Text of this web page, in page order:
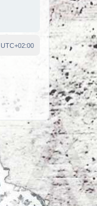
UTC+02:00